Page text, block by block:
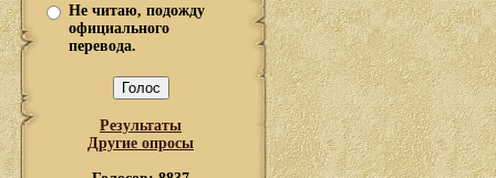
Не читаю, подожду
официального
перевода.
Результаты
Другие опросы